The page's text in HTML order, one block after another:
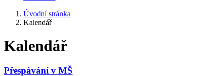
Úvodní stránka
Kalendář
Kalendář
Přespávání v MŠ